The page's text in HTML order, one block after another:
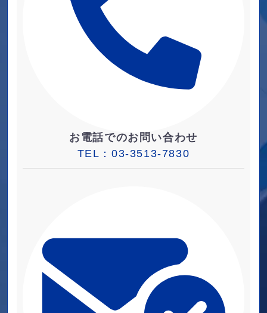
お電話でのお問い合わせ
TEL：03-3513-7830